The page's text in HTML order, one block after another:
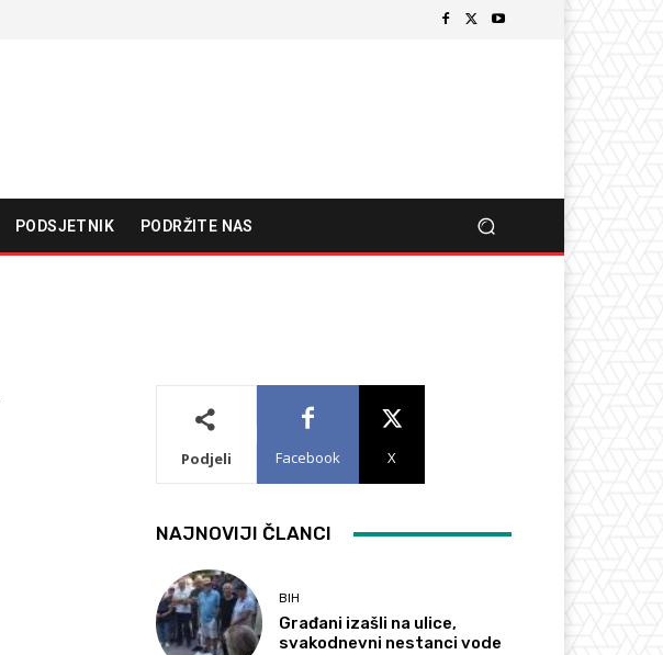
PODSJETNIK PODRŽITE NAS
Podjeli Facebook X
NAJNOVIJI ČLANCI
BIH
Građani izašli na ulice,
svakodnevni nestanci vode